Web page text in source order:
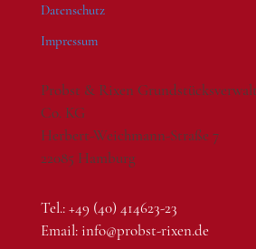
Datenschutz
Impressum
Probst & Rixen
Co. KG
Herbert-Weichmann-Straße 7
22085 Hamburg
Tel.: +49 (40) 414623-23
Email: info@probst-rixen.de